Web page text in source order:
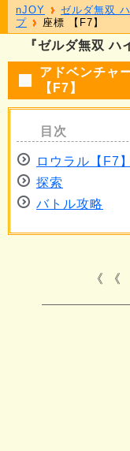
『ゼルダ無双
アドベンチャ
【F7】
ロウラル【F7
探索
バトル攻略
《
nJOY ゼルダ無双
プ
座標 【F7】